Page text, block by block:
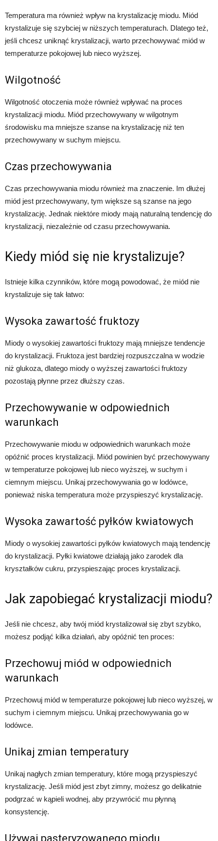
Temperatura ma również wpływ na krystalizację miodu. Miód
krystalizuje się szybciej w niższych temperaturach. Dlatego też,
jeśli chcesz uniknąć krystalizacji, warto przechowywać miód w
temperaturze pokojowej lub nieco wyższej.
Wilgotność
Wilgotność otoczenia może również wpływać na proces
krystalizacji miodu. Miód przechowywany w wilgotnym
środowisku ma mniejsze szanse na krystalizację niż ten
przechowywany w suchym miejscu.
Czas przechowywania
Czas przechowywania miodu również ma znaczenie. Im dłużej
miód jest przechowywany, tym większe są szanse na jego
krystalizację. Jednak niektóre miody mają naturalną tendencję do
krystalizacji, niezależnie od czasu przechowywania.
Kiedy miód się nie krystalizuje?
Istnieje kilka czynników, które mogą powodować, że miód nie
krystalizuje się tak łatwo:
Wysoka zawartość fruktozy
Miody o wysokiej zawartości fruktozy mają mniejsze tendencje
do krystalizacji. Fruktoza jest bardziej rozpuszczalna w wodzie
niż glukoza, dlatego miody o wyższej zawartości fruktozy
pozostają płynne przez dłuższy czas.
Przechowywanie w odpowiednich
warunkach
Przechowywanie miodu w odpowiednich warunkach może
opóźnić proces krystalizacji. Miód powinien być przechowywany
w temperaturze pokojowej lub nieco wyższej, w suchym i
ciemnym miejscu. Unikaj przechowywania go w lodówce,
ponieważ niska temperatura może przyspieszyć krystalizację.
Wysoka zawartość pyłków kwiatowych
Miody o wysokiej zawartości pyłków kwiatowych mają tendencję
do krystalizacji. Pyłki kwiatowe działają jako zarodek dla
kryształków cukru, przyspieszając proces krystalizacji.
Jak zapobiegać krystalizacji miodu?
Jeśli nie chcesz, aby twój miód krystalizował się zbyt szybko,
możesz podjąć kilka działań, aby opóźnić ten proces:
Przechowuj miód w odpowiednich
warunkach
Przechowuj miód w temperaturze pokojowej lub nieco wyższej, w
suchym i ciemnym miejscu. Unikaj przechowywania go w
lodówce.
Unikaj zmian temperatury
Unikaj nagłych zmian temperatury, które mogą przyspieszyć
krystalizację. Jeśli miód jest zbyt zimny, możesz go delikatnie
podgrzać w kąpieli wodnej, aby przywrócić mu płynną
konsystencję.
Używaj pasteryzowanego miodu